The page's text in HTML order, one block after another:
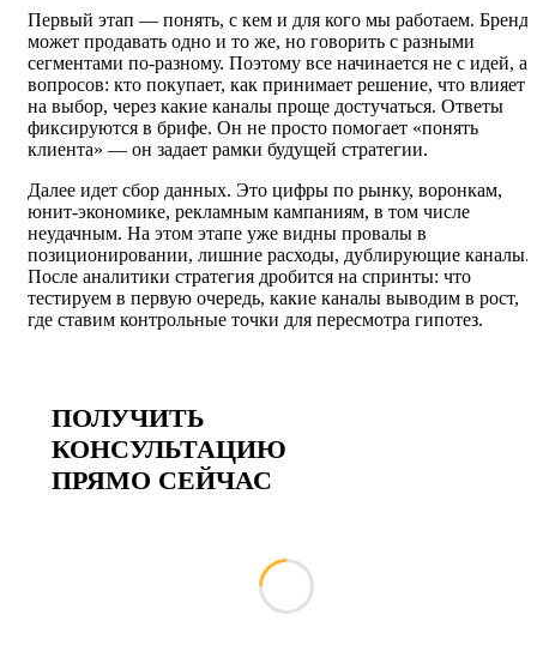
Первый этап — понять, с кем и для кого мы работаем. Бренд
может продавать одно и то же, но говорить с разными
сегментами по-разному. Поэтому все начинается не с идей, а
вопросов: кто покупает, как принимает решение, что влияет
на выбор, через какие каналы проще достучаться. Ответы
фиксируются в брифе. Он не просто помогает «понять
клиента» — он задает рамки будущей стратегии.
Далее идет сбор данных. Это цифры по рынку, воронкам,
юнит-экономике, рекламным кампаниям, в том числе
неудачным. На этом этапе уже видны провалы в
позиционировании, лишние расходы, дублирующие каналы.
После аналитики стратегия дробится на спринты: что
тестируем в первую очередь, какие каналы выводим в рост,
где ставим контрольные точки для пересмотра гипотез.
ПОЛУЧИТЬ
КОНСУЛЬТАЦИЮ
ПРЯМО СЕЙЧАС